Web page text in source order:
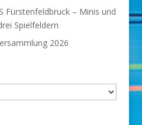
Fürstenfeldbruck – Minis und
Spielfeldern
2026